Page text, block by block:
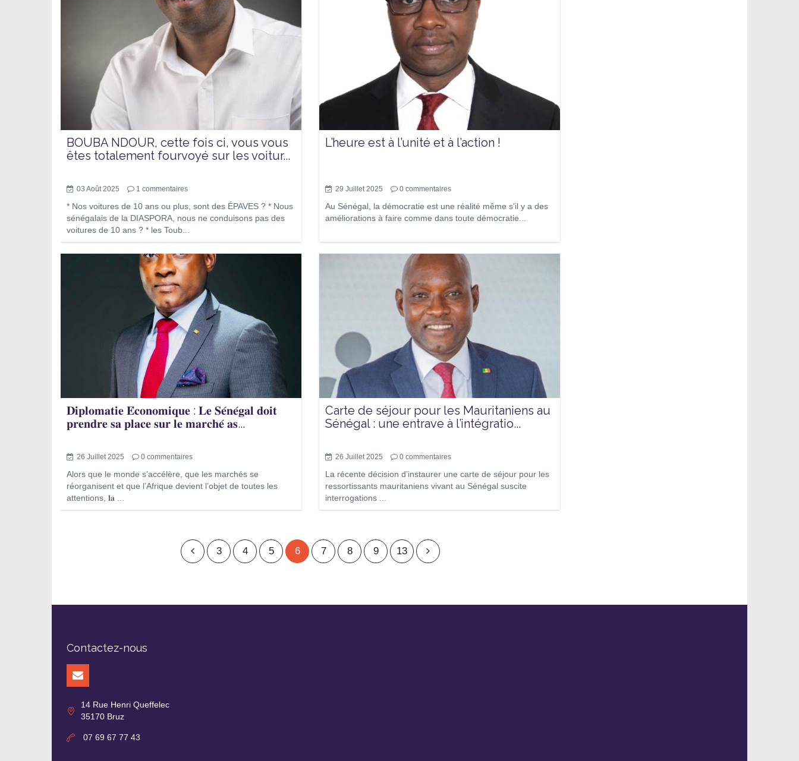
BOUBA NDOUR, cette fois ci, vous vous
êtes totalement fourvoyé sur les voitur...
03 Août 2025 1 commentaires
* Nos voitures de 10 ans ou plus, sont des ÉPAVES ? * Nous
sénégalais de la DIASPORA, nous ne conduisons pas des
voitures de 10 ans ? * les Toub...
L’heure est à l’unité et à l’action !
29 Juillet 2025 0 commentaires
Au Sénégal, la démocratie est une réalité même s'il y a des
améliorations à faire comme dans toute démocratie...
𝐃𝐢𝐩𝐥𝐨𝐦𝐚𝐭𝐢𝐞 𝐄́𝐜𝐨𝐧𝐨𝐦𝐢𝐪𝐮𝐞 : 𝐋𝐞 𝐒𝐞́𝐧𝐞́𝐠𝐚𝐥 𝐝𝐨𝐢𝐭
𝐩𝐫𝐞𝐧𝐝𝐫𝐞 𝐬𝐚 𝐩𝐥𝐚𝐜𝐞 𝐬𝐮𝐫 𝐥𝐞 𝐦𝐚𝐫𝐜𝐡𝐞́ 𝐚𝐬...
26 Juillet 2025 0 commentaires
Alors que le monde s’accélère, que les marchés se
réorganisent et que l’Afrique devient l’objet de toutes les
attentions, 𝐥𝐚 ...
Carte de séjour pour les Mauritaniens au
Sénégal : une entrave à l’intégratio...
26 Juillet 2025 0 commentaires
La récente décision d’instaurer une carte de séjour pour les
ressortissants mauritaniens vivant au Sénégal suscite
interrogations ...
3 4 5 6 7 8 9 13
Contactez-nous
14 Rue Henri Queffelec
35170 Bruz
07 69 67 77 43